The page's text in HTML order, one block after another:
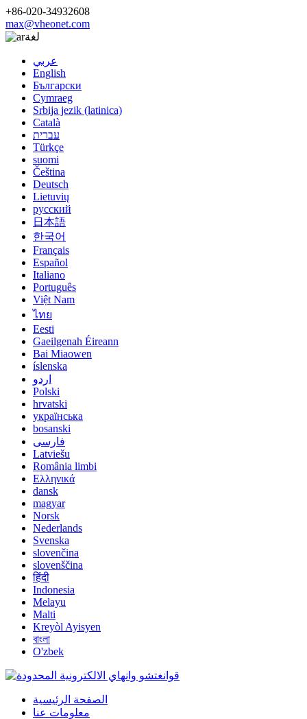
+86-020-34932608
max@vheonet.com
لغة
عربي
English
Български
Cymraeg
Srbija jezik (latinica)
Català
עברית
Türkçe
suomi
Čeština
Deutsch
Lietuvių
русский
日本語
한국어
Français
Español
Italiano
Português
Việt Nam
ไทย
Eesti
Gaeilgenah Éireann
Bai Miaowen
íslenska
اردو
Polski
hrvatski
українська
bosanski
فارسی
Latviešu
România limbi
Ελληνικά
dansk
magyar
Norsk
Nederlands
Svenska
slovenčina
slovenščina
हिंदी
Indonesia
Melayu
Malti
Kreyòl Ayisyen
বাংলা
O'zbek
الصفحة الرئيسية
معلومات عنا